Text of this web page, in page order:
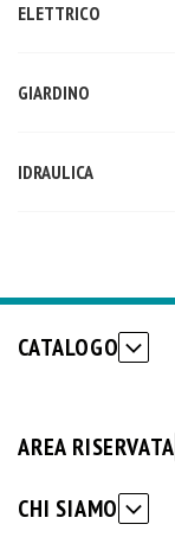
ELETTRICO
GIARDINO
IDRAULICA
CHI SIAMO
CATALOGO
AREA RISERVATA